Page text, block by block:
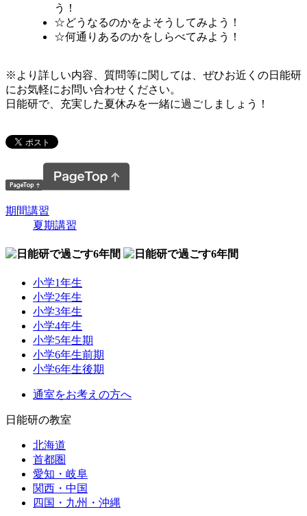
う！
☆どうなるのかをよそうしてみよう！
☆何通りあるのかをしらべてみよう！
※より詳しい内容、質問等に関しては、ぜひお近くの日能研
にお気軽にお問い合わせください。
日能研で、充実した夏休みを一緒に過ごしましょう！
期間講習
夏期講習
小学1年生
小学2年生
小学3年生
小学4年生
小学5年生期
小学6年生前期
小学6年生後期
通室をお考えの方へ
日能研の教室
北海道
首都圏
愛知・岐阜
関西・中国
四国・九州・沖縄